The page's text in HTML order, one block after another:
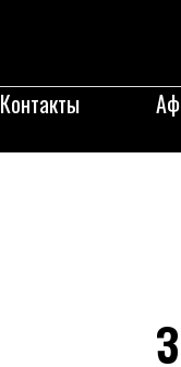
Контакты